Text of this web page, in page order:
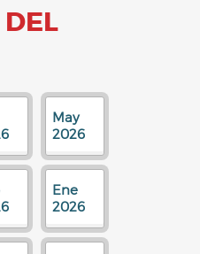
May
2026
Ene
2026